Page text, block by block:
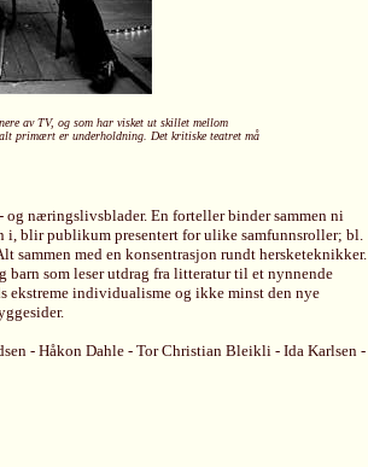
av TV, og som har visket ut skillet mellom
primært er underholdning. Det kritiske teatret må
og næringslivsblader. En forteller binder sammen ni
i, blir publikum presentert for ulike samfunnsroller; bl.
sammen med en konsentrasjon rundt hersketeknikker.
som leser utdrag fra litteratur til et nynnende
ekstreme individualisme og ikke minst den nye
- Håkon Dahle - Tor Christian Bleikli - Ida Karlsen -